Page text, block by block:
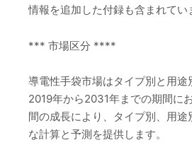
情報を追加した付録も含まれてい
*** 市場区分 ****
導電性手袋市場はタイプ別と用途
2019年から2031年までの期間に
間の成長により、タイプ別、用途
な計算と予測を提供します。